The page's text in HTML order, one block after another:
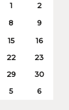
1
2
8
9
15
16
22
23
29
30
5 6